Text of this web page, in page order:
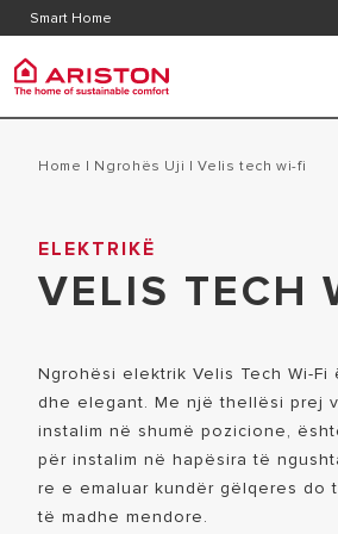
Smart Home
Grupi Ariston
KARRIERA
PRODUCTS |
UJËNGROHËS
KALDAJË
KONDICIONER
FAN COIL VENTILKONVEKTOR
DIELLOR
TERMOSTATE DHE SENSORË
Home | Ngrohës Uji | velis tech wi-fi
ELEKTRIKË
VELIS TECH
Ngrohësi elektrik Velis Tech Wi-Fi
dhe elegant. Me një thellësi prej
instalim në shumë pozicione,
për instalim në hapësira të
re e emaluar kundër gëlqeres do
të madhe mendore.